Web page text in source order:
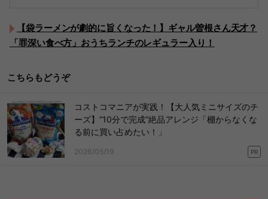
【袋ラーメンが劇的に旨くなった！】ギャル曽根さん天才？
「罪深い食べ方」おうちランチのレギュラー入り！
こちらもどうぞ
コストコマニアが実践！【大人気ミニサイズのチ
ーズ】“10分で完成”絶品アレンジ「棚からなくな
る前に買い占めたい！」
2026/05/19 PR